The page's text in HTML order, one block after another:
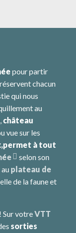
pour partir
chacun
qui nous
au
, château
vue sur les
permet à tout
selon son
plateau de
de la faune et
Sur votreVTT
sorties